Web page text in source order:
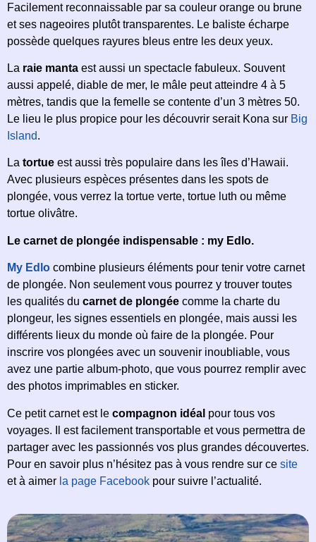
Facilement reconnaissable par sa couleur orange ou brune
et ses nageoires plutôt transparentes. Le baliste écharpe
possède quelques rayures bleus entre les deux yeux.
La raie manta est aussi un spectacle fabuleux. Souvent
aussi appelé, diable de mer, le mâle peut atteindre 4 à 5
mètres, tandis que la femelle se contente d’un 3 mètres 50.
Le lieu le plus propice pour les découvrir serait Kona sur Big
Island.
La tortue est aussi très populaire dans les îles d’Hawaii.
Avec plusieurs espèces présentes dans les spots de
plongée, vous verrez la tortue verte, tortue luth ou même
tortue olivâtre.
Le carnet de plongée indispensable : my Edlo.
My Edlo combine plusieurs éléments pour tenir votre carnet
de plongée. Non seulement vous pourrez y trouver toutes
les qualités du carnet de plongée comme la charte du
plongeur, les signes essentiels en plongée, mais aussi les
différents lieux du monde où faire de la plongée. Pour
inscrire vos plongées avec un souvenir inoubliable, vous
avez une partie album-photo, que vous pourrez remplir avec
des photos imprimables en sticker.
Ce petit carnet est le compagnon idéal pour tous vos
voyages. Il est facilement transportable et vous permettra de
partager avec les passionnés vos plus grandes découvertes.
Pour en savoir plus n’hésitez pas à vous rendre sur ce site
et à aimer la page Facebook pour suivre l’actualité.